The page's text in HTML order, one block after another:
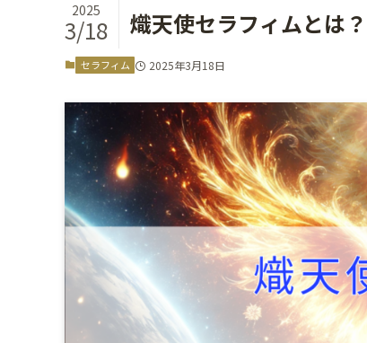
熾天使セラフィムとは？
2025
3/18
セラフィム 2025年3月18日